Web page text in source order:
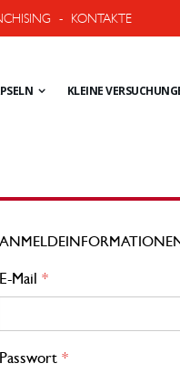
- KONTAKTE
KLEINE
E-Mail
Passwort